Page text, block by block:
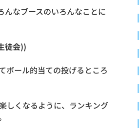
んなブースのいろんなことに
徒会))
ボール的当ての投げるところ
しくなるように、ランキング